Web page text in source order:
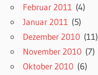
Februar 2011 (4)
Januar 2011 (5)
Dezember 2010 (11)
November 2010 (7)
Oktober 2010 (6)